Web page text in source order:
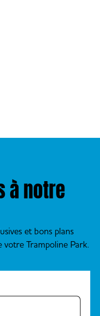
à notre
et bons plans
Trampoline Park.